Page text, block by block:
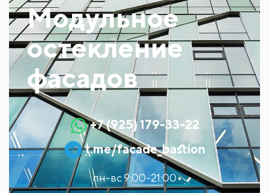
Модульное
остекление
фасадов
+7 (925) 179-33-22
t.me/facade_bastion
пн-вс 9:00-21:00